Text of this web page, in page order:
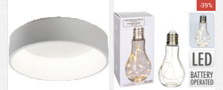
-39%